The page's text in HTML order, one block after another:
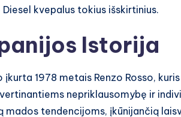
Diesel kvepalus tokius išskirtinius.
Istorija
įkurta 1978 metais Renzo Rosso,
nepriklausomybę ir
mados tendencijoms, įkūnijančią